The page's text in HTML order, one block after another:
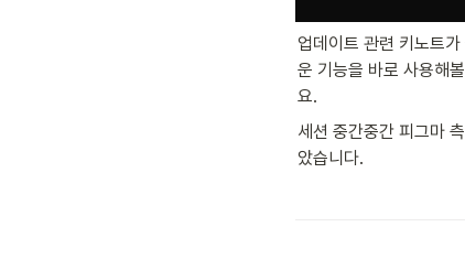
업데이트 관련 키노트
운 기능을 바로 사용해
요.
세션 중간중간 피그마
았습니다.